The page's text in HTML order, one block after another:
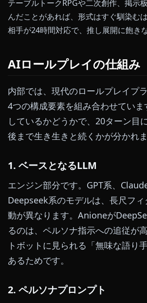
テーブルトークRPGや二次創作、掲示
んだことがあれば、形式はすぐ馴染む
相手が24時間対応で、推し展開に飽き
AIロールプレイの仕組み
内部では、現代のロールプレイプ
4つの構成要素を組み合わせてい
しているかどうかで、20ターン目
後まで生き生きと続くかが分かれま
1. ベースとなるLLM
エンジン部分です。GPT系、
Deepseek系のモデルは、長尺フ
動が異なります。Anioneが
るのは、ペルソナ指示への追従が
トボットに見られる「無味な語り
あるためです。
2. ペルソナプロンプト